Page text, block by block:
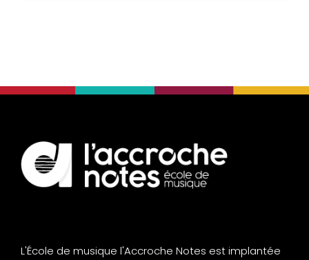
L'École de musique l'Accroche Notes est implantée